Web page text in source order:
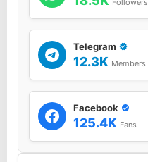
Followers
Telegram
12.3K Members
Facebook
125.4K Fans